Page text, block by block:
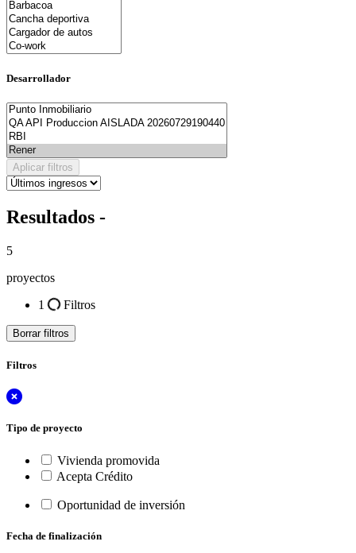
Desarrollador
Aplicar filtros
Resultados -
5
proyectos
1
Filtros
Borrar filtros
Filtros
Tipo de proyecto
Vivienda promovida
Acepta Crédito
Oportunidad de inversión
Fecha de finalización